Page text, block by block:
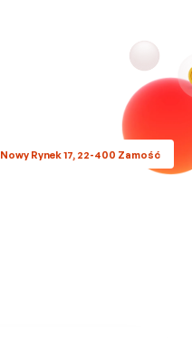
Nowy Rynek 17, 22-400 Zamość